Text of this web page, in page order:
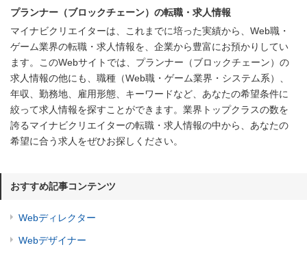
プランナー（ブロックチェーン）の転職・求人情報
マイナビクリエイターは、これまでに培った実績から、Web職・
ゲーム業界の転職・求人情報を、企業から豊富にお預かりしてい
ます。このWebサイトでは、プランナー（ブロックチェーン）の
求人情報の他にも、職種（Web職・ゲーム業界・システム系）、
年収、勤務地、雇用形態、キーワードなど、あなたの希望条件に
絞って求人情報を探すことができます。業界トップクラスの数を
誇るマイナビクリエイターの転職・求人情報の中から、あなたの
希望に合う求人をぜひお探しください。
おすすめ記事コンテンツ
Webディレクター
Webデザイナー